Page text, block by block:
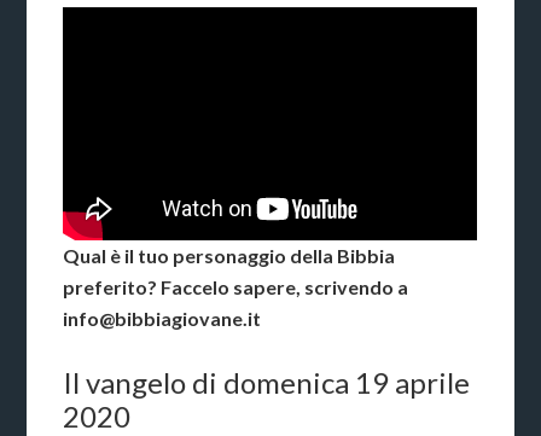
Qual è il tuo personaggio della Bibbia
preferito? Faccelo sapere, scrivendo a
info@bibbiagiovane.it
Il vangelo di domenica 19 aprile
2020